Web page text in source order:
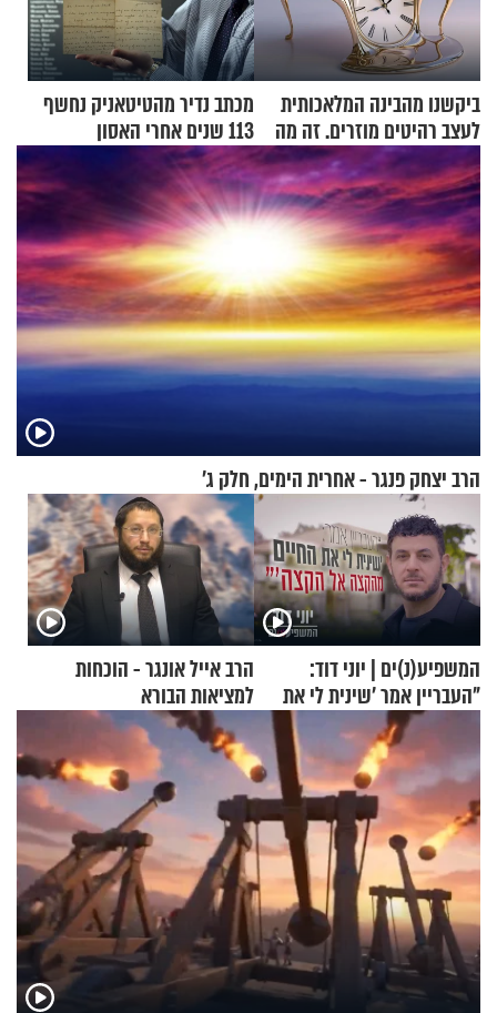
ביקשנו מהבינה המלאכותית
לעצב רהיטים מוזרים. זה מה
שיצא
מכתב נדיר מהטיטאניק נחשף
113 שנים אחרי האסון
הרב יצחק פנגר - אחרית הימים, חלק ג’
המשפיע(נ)ים | יוני דוד:
"העבריין אמר 'שינית לי את
החיים מהקצה אל הקצה'"
הרב אייל אונגר - הוכחות
למציאות הבורא